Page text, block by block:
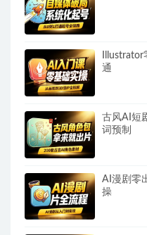
通
古风AI短
词预制
AI漫剧零
操